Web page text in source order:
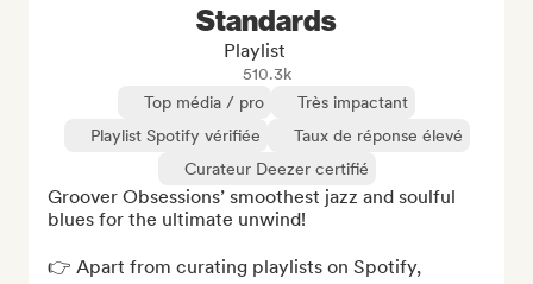
Standards
Playlist
510.3k
Top média / pro
Très impactant
Playlist Spotify vérifiée
Taux de réponse élevé
Curateur Deezer certifié
Groover Obsessions’ smoothest jazz and soulful
blues for the ultimate unwind!
👉 Apart from curating playlists on Spotify,